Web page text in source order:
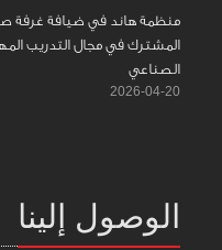
منظمة هاند في ضيافة غرفة
المشترك في مجال التدريب
الصناعي
2026-04-20
الوصول إلينا